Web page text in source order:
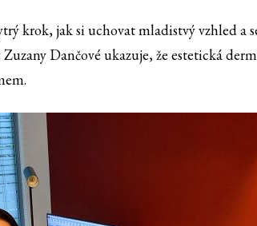
krok, jak si uchovat mladistvý vzhled a
Dančové ukazuje, že estetická